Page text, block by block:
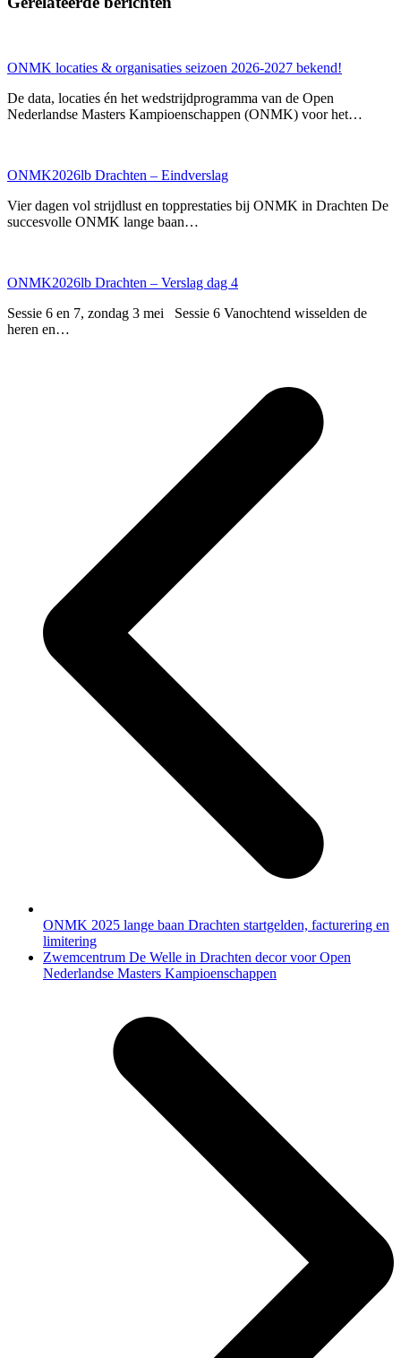
ONMK locaties & organisaties seizoen 2026-2027 bekend!
De data, locaties én het wedstrijdprogramma van de Open
Nederlandse Masters Kampioenschappen (ONMK) voor het…
ONMK2026lb Drachten – Eindverslag
Vier dagen vol strijdlust en topprestaties bij ONMK in Drachten De
succesvolle ONMK lange baan…
ONMK2026lb Drachten – Verslag dag 4
Sessie 6 en 7, zondag 3 mei Sessie 6 Vanochtend wisselden de
heren en…
ONMK 2025 lange baan Drachten startgelden, facturering en
limitering
next
post:
Zwemcentrum De Welle in Drachten decor voor Open
Nederlandse Masters Kampioenschappen